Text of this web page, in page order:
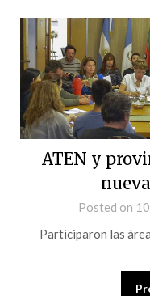
ATEN y
Posted on
Participaron las